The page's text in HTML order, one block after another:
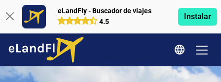
eLandFly - Buscador de viajes
4.5
Instalar